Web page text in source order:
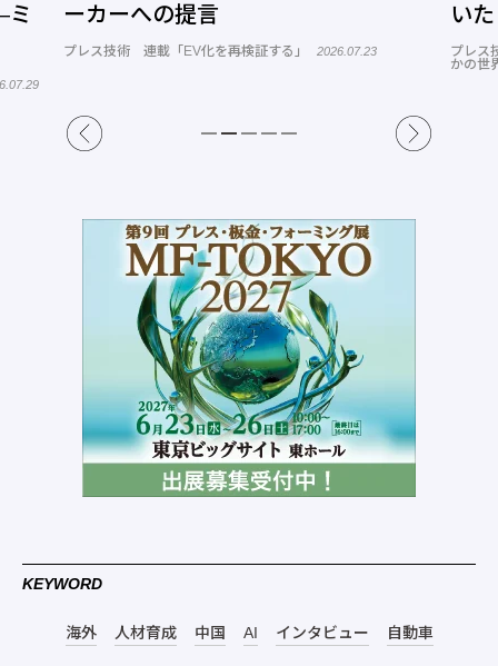
ミ
ーカーへの提言
プレス技術 連載「EV化を再検証する」 2026.07.23
い
プレス
かの世
KEYWORD
海外 人材育成 中国 AI インタビュー 自動車